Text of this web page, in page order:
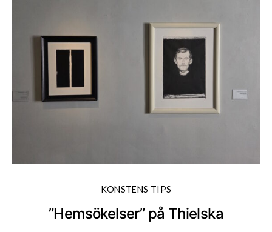
KONSTENS TIPS
”Hemsökelser” på Thielska